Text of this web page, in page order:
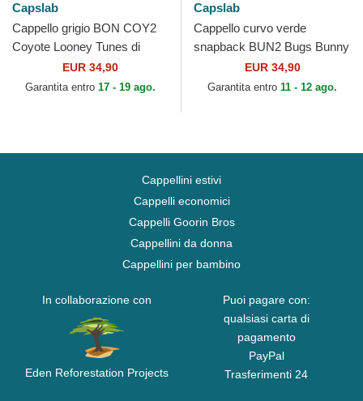
Capslab
Cappello grigio BON COY2
Coyote Looney Tunes di
EUR 34,90
Garantita entro 17 - 19 ago.
Capslab
Cappello curvo verde
snapback BUN2 Bugs Bunny
Looney Tunes di Capslab
EUR 34,90
Garantita entro 11 - 12 ago.
Cappellini estivi
Cappelli economici
Cappelli Goorin Bros
Cappellini da donna
Cappellini per bambino
In collaborazione con
Eden Reforestation Projects
Puoi pagare con:
qualsiasi carta di
pagamento
PayPal
Trasferimenti 24